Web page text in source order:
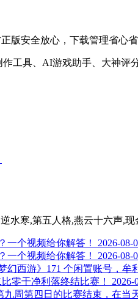
版安全放心，下载管理省心
工具、AI游戏助手、大神
水寒,第五人格,燕云十六声,现
一个视频给你解答！
2026-08-
一个视频给你解答！
2026-08-
西游》171 个闲置账号，牟
零干净利落终结比赛！
2026-
周第四日的比赛结束，在当